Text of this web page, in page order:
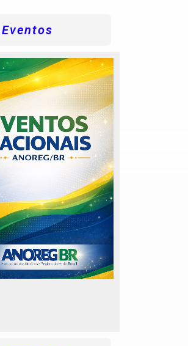
Eventos